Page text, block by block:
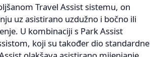
Travel Assist sistemu, on
uz asistirano uzdužno i bočno ili
U kombinaciji s Park Assist
koji su također dio standardne